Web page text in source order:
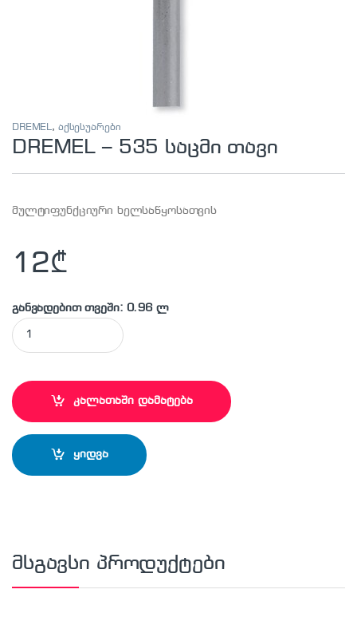
DREMEL, აქსესუარები
DREMEL – 535 საცმი თავი
მულტიფუნქციური ხელსაწყოსათვის
12₾
განვადებით თვეში: 0.96 ლ
DREMEL - 535 საცმი თავი quantity
კალათაში დამატება
ყიდვა
მსგავსი პროდუქტები